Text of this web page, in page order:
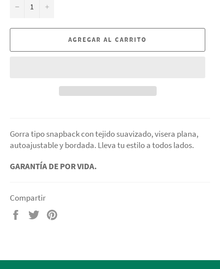
− +
AGREGAR AL CARRITO
Gorra tipo snapback con tejido suavizado, visera plana,
autoajustable y bordada. Lleva tu estilo a todos lados.
GARANTÍA DE POR VIDA.
Compartir
Compartir
Tuitear